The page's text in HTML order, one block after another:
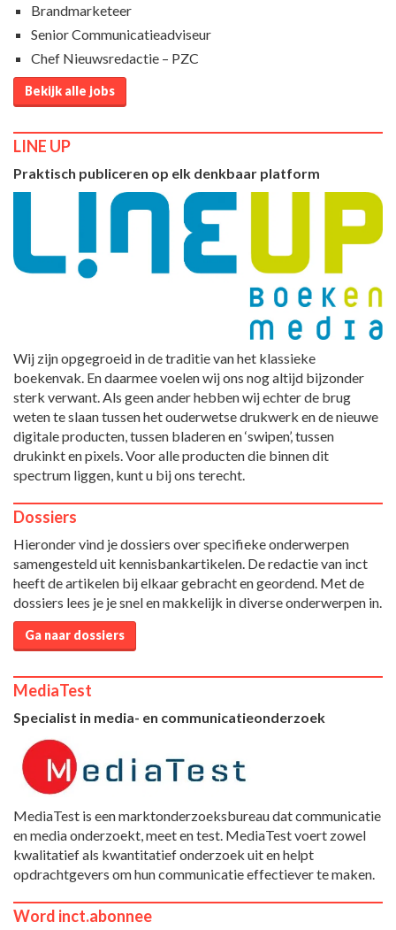
Brandmarketeer
Senior Communicatieadviseur
Chef Nieuwsredactie – PZC
Bekijk alle jobs
LINE UP
Praktisch publiceren op elk denkbaar platform
Wij zijn opgegroeid in de traditie van het klassieke
boekenvak. En daarmee voelen wij ons nog altijd bijzonder
sterk verwant. Als geen ander hebben wij echter de brug
weten te slaan tussen het ouderwetse drukwerk en de nieuwe
digitale producten, tussen bladeren en ‘swipen’, tussen
drukinkt en pixels. Voor alle producten die binnen dit
spectrum liggen, kunt u bij ons terecht.
Dossiers
Hieronder vind je dossiers over specifieke onderwerpen
samengesteld uit kennisbankartikelen. De redactie van inct
heeft de artikelen bij elkaar gebracht en geordend. Met de
dossiers lees je je snel en makkelijk in diverse onderwerpen in.
Ga naar dossiers
MediaTest
Specialist in media- en communicatieonderzoek
MediaTest is een marktonderzoeksbureau dat communicatie
en media onderzoekt, meet en test. MediaTest voert zowel
kwalitatief als kwantitatief onderzoek uit en helpt
opdrachtgevers om hun communicatie effectiever te maken.
Word inct.abonnee